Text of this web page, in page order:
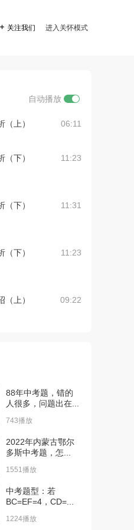
 关注我们 进入关怀模式
自动播放
上） 06:11
下）
11:23
下）
11:31
下）
11:23
上） 09:22
上）
（下） 06:44
汇
15:12
汇
88年中考题，错的
人很多，问题出在...
743播放
2022年内蒙古鄂尔
多斯中考题，怎...
1551播放
中考题型：若
BC=EF=4，CD=...
1224播放